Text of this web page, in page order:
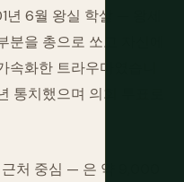
6월 왕실 학살 — 왕세
을 총으로 쏘고 자신에
화한 트라우마였습니
치했으며 의회 투표로
처 중심 — 은 약 9,000